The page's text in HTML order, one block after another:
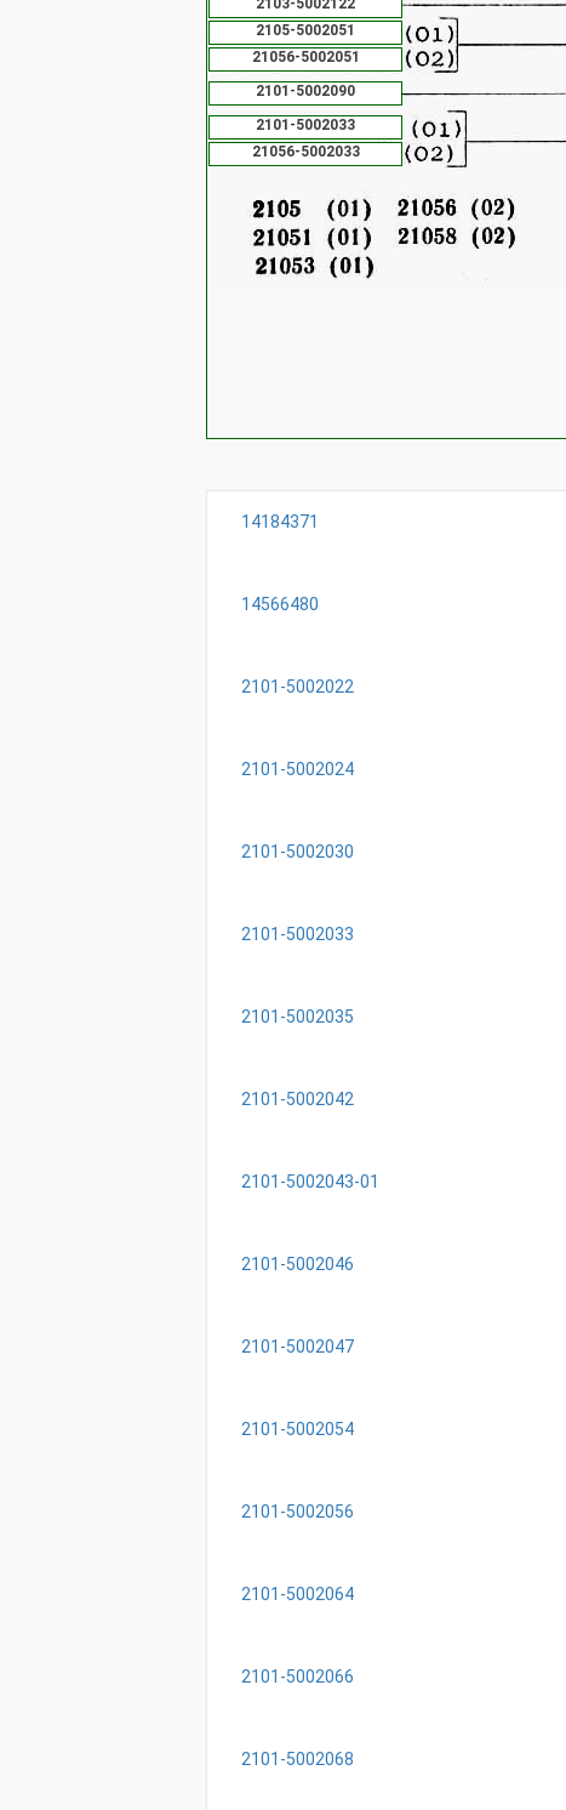
2101-5002033
2101-5002090
2103-5002122
2105-5002051
21056-5002033
21056-5002051
14184371
14566480
2101-5002022
2101-5002024
2101-5002030
2101-5002033
2101-5002035
2101-5002042
2101-5002043-01
2101-5002046
2101-5002047
2101-5002054
2101-5002056
2101-5002064
2101-5002066
2101-5002068